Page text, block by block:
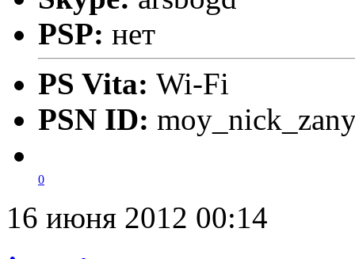
PSP: нет
PS Vita: Wi-Fi
PSN ID:
0
16 июня 2012 00:14